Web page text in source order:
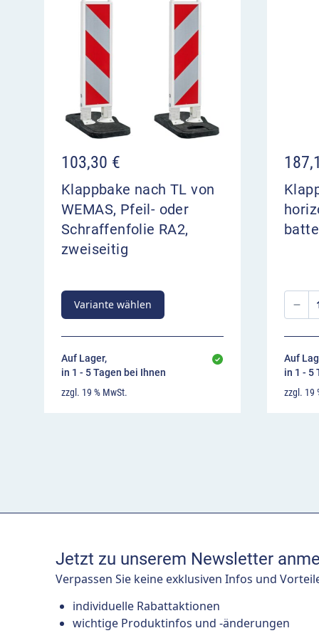
103,30 €
Klappbake nach TL von
WEMAS, Pfeil- oder
Schraffenfolie RA2,
zweiseitig
Variante wählen
Auf Lager,
in 1 - 5 Tagen bei Ihnen
zzgl. 19 % MwSt.
Auf
in 1 - 5
zzgl. 19
Jetzt zu unserem Newsletter
Verpassen Sie keine exklusiven Infos und
individuelle Rabattaktionen
wichtige Produktinfos und -änderungen